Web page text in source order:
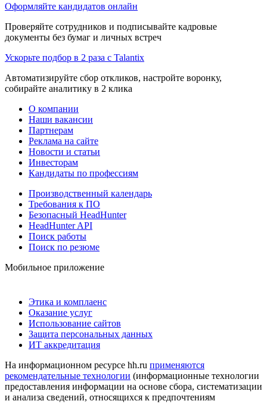
Оформляйте кандидатов онлайн
Проверяйте сотрудников и подписывайте кадровые
документы без бумаг и личных встреч
Ускорьте подбор в 2 раза с Talantix
Автоматизируйте сбор откликов, настройте воронку,
собирайте аналитику в 2 клика
О компании
Наши вакансии
Партнерам
Реклама на сайте
Новости и статьи
Инвесторам
Кандидаты по профессиям
Производственный календарь
Требования к ПО
Безопасный HeadHunter
HeadHunter API
Поиск работы
Поиск по резюме
Мобильное приложение
Этика и комплаенс
Оказание услуг
Использование сайтов
Защита персональных данных
ИТ аккредитация
На информационном ресурсе hh.ru применяются
рекомендательные технологии (информационные технологии
предоставления информации на основе сбора, систематизации
и анализа сведений, относящихся к предпочтениям